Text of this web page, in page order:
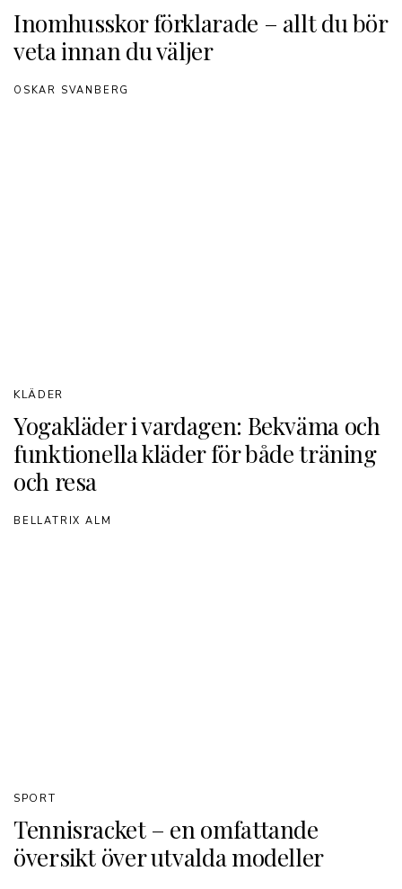
Inomhusskor förklarade – allt du bör
veta innan du väljer
OSKAR SVANBERG
Yogakläder i vardagen: Bekväma och
funktionella kläder för både träning
och resa
KLÄDER
BELLATRIX ALM
Tennisracket – en omfattande
översikt över utvalda modeller
SPORT